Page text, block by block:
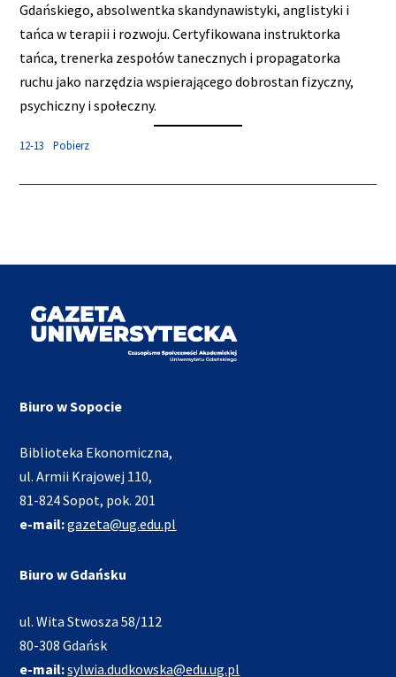
Gdańskiego, absolwentka skandynawistyki, anglistyki i
tańca w terapii i rozwoju. Certyfikowana instruktorka
tańca, trenerka zespołów tanecznych i propagatorka
ruchu jako narzędzia wspierającego dobrostan fizyczny,
psychiczny i społeczny.
12-13 Pobierz
Biuro w Sopocie
Biblioteka Ekonomiczna,
ul. Armii Krajowej 110,
81-824 Sopot, pok. 201
e-mail:gazeta@ug.edu.pl
Biuro w Gdańsku
ul. Wita Stwosza 58/112
80-308 Gdańsk
e-mail:sylwia.dudkowska@edu.ug.pl